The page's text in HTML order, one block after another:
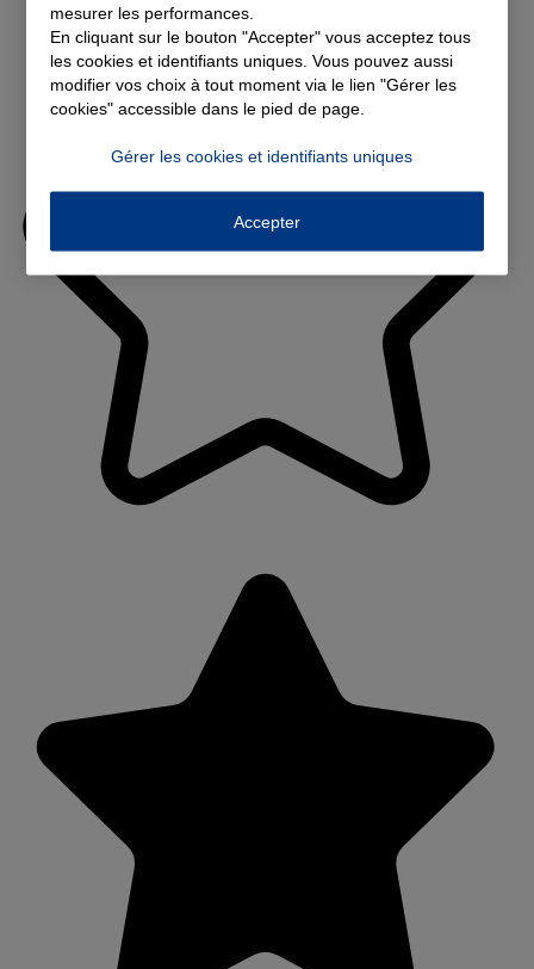
mesurer les performances.
En cliquant sur le bouton "Accepter" vous acceptez tous
les cookies et identifiants uniques. Vous pouvez aussi
modifier vos choix à tout moment via le lien "Gérer les
cookies" accessible dans le pied de page.
Gérer les cookies et identifiants uniques
Accepter